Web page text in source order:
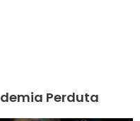
Perduta